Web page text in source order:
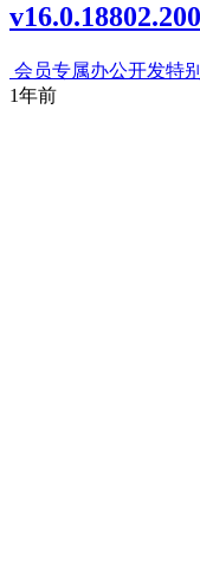
会员专属办公开发特
1年前